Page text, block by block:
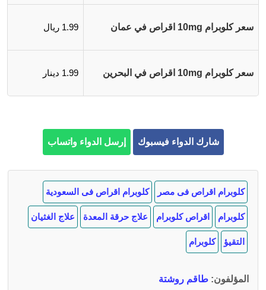
سعر كلوبرام 10mg اقراص في عمان 1.99 ريال
سعر كلوبرام 10mg اقراص في البحرين 1.99 دينار
شارك الدواء فيسبوك إرسل الدواء واتساب
كلوبرام اقراص فى مصر كلوبرام اقراص فى السعودية
كلوبرام اقراص كلوبرام علاج حرقة المعدة علاج الغثيان
التقيؤ كلوبرام
المؤلفون: طاقم روشتة